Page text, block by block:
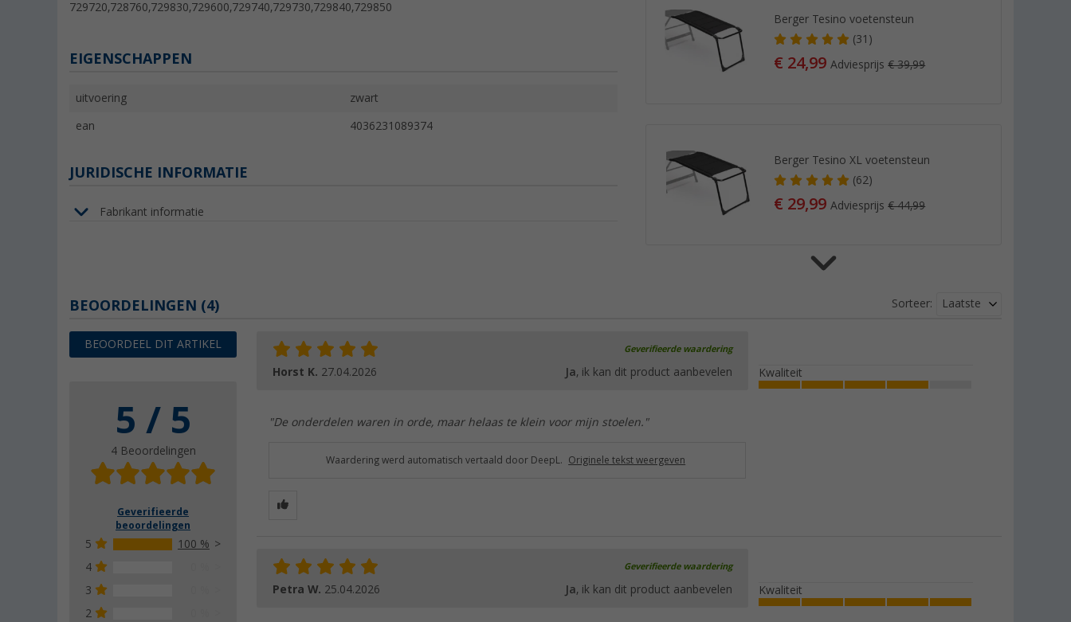
Berger Tesino voetensteun
(31)
€ 24,99Adviesprijs€ 39,99
Berger Tesino XL voetensteun
(62)
€ 29,99Adviesprijs€ 44,99
Berger voetensteun XL
729720,728760,729830,729600,729740,729730,729840,729850
EIGENSCHAPPEN
uitvoering zwart
ean 4036231089374
JURIDISCHE INFORMATIE
Fabrikant informatie
BEOORDELINGEN (4)
BEOORDEEL DIT ARTIKEL
5 / 5
4 Beoordelingen
Geverifieerde
beoordelingen
5
100 %
4
3
2
Sorteer: Laatste
Geverifieerde waardering
Horst K. 27.04.2026 Ja, ik kan dit product aanbevelen
"De onderdelen waren in orde, maar helaas te klein voor mijn stoelen."
Kwaliteit
Waardering werd automatisch vertaald door DeepL. Originele tekst weergeven
Geverifieerde waardering
Petra W. 25.04.2026 Ja, ik kan dit product aanbevelen Kwaliteit